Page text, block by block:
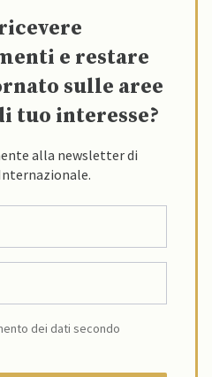
e restare
sulle aree
tuo interesse?
alla newsletter di
dei dati secondo